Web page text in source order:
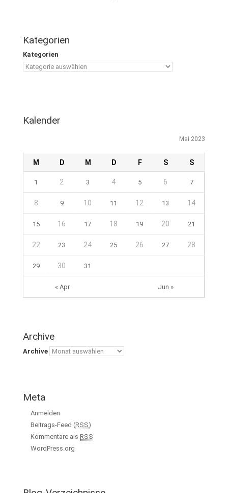
Kategorien
Kategorien
Kalender
Mai 2023
M D M D F S S
« Apr Jun »
1 2 3 4 5 6 7
8 9 10 11 12 13 14
15 16 17 18 19 20 21
22 23 24 25 26 27 28
29 30 31
Archive
Archive
Meta
Anmelden
Beitrags-Feed (RSS)
Kommentare als RSS
WordPress.org